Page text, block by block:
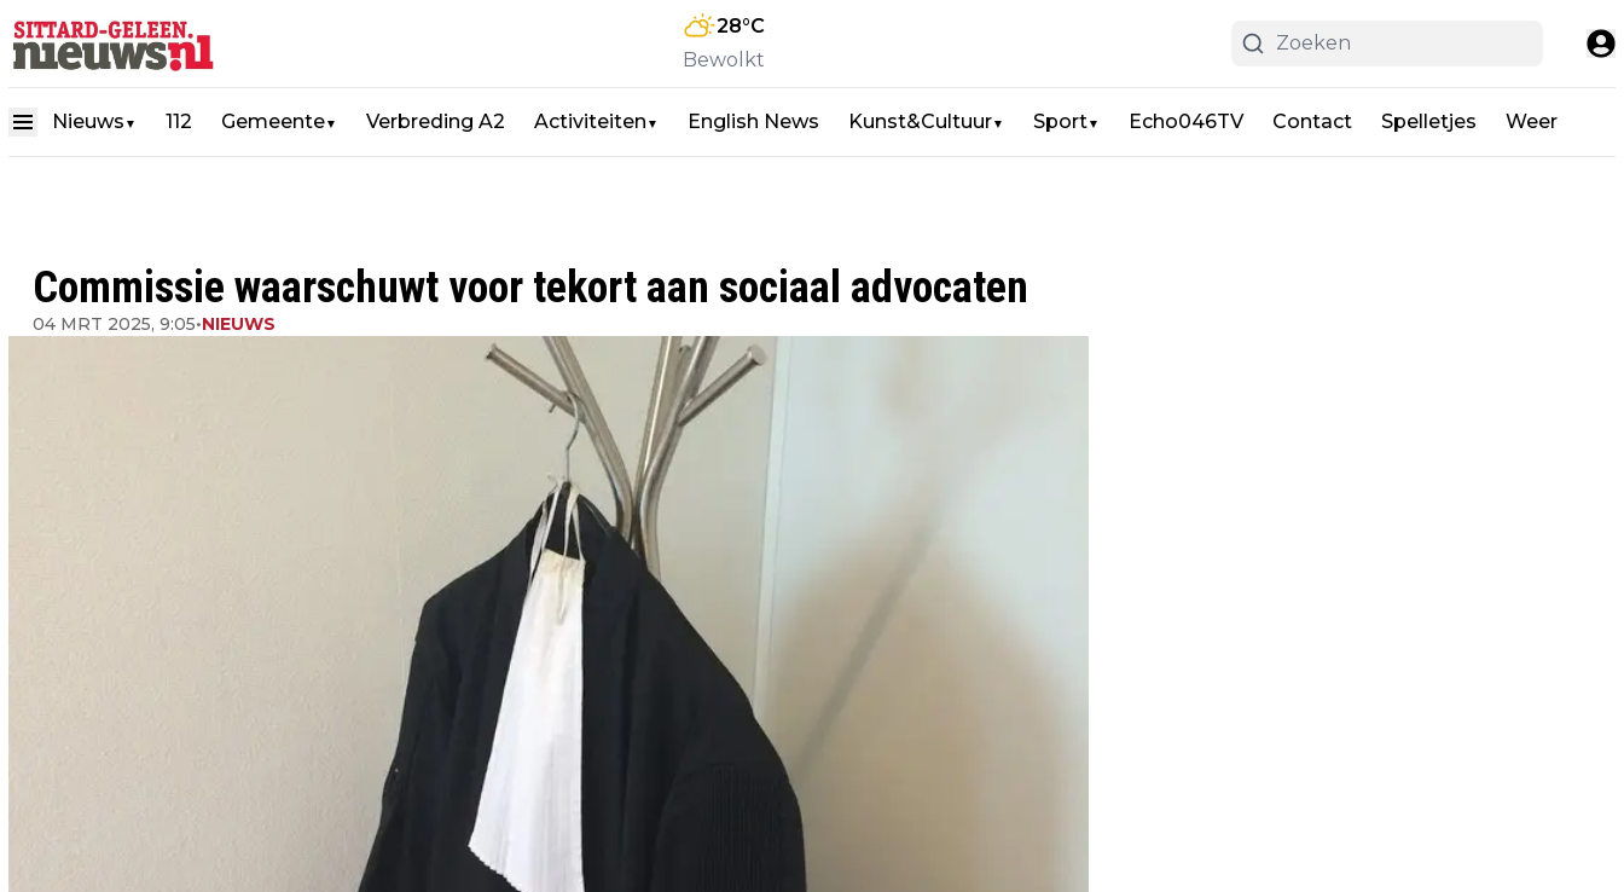
28°C
Bewolkt
Nieuws ▼ 112 Gemeente▼ Verbreding A2 Activiteiten ▼ English News Kunst&Cultuur▼ Sport▼ Echo046TV Contact Spelletjes Weer
Commissie waarschuwt voor tekort aan sociaal advocaten
04 MRT 2025, 9:05•NIEUWS